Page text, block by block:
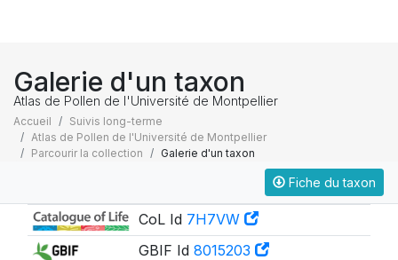
Galerie d'un taxon
Atlas de Pollen de l'Université de Montpellier
Accueil
Suivis long-terme
Atlas de Pollen de l'Université de Montpellier
Parcourir la collection
Galerie d'un taxon
Fiche du taxon
CoL Id 7H7VW
GBIF Id 8015203